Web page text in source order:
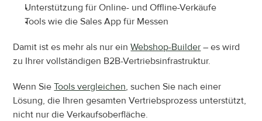
Unterstützung für Online- und Offline-Verkäufe
Tools wie die Sales App für Messen
Damit ist es mehr als nur ein Webshop-Builder – es wird
zu Ihrer vollständigen B2B-Vertriebsinfrastruktur.
Wenn Sie Tools vergleichen, suchen Sie nach einer
Lösung, die Ihren gesamten Vertriebsprozess unterstützt,
nicht nur die Verkaufsoberfläche.